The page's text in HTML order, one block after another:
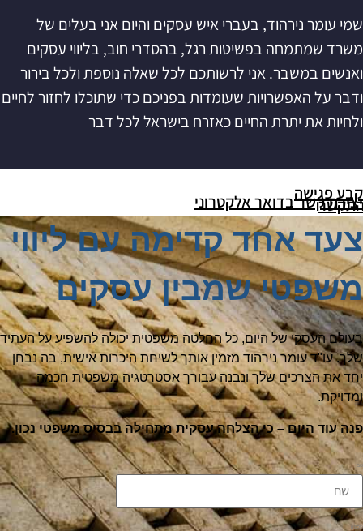
שמי עומר נירהוד, בעברי איש עסקים והיום אני בעלים של
משרד שמתמחה בפשיטות רגל, בהסדרי חוב, בליווי עסקים
ואנשים במשבר. אני לרשותכם לכל שאלה נוספת ולכל בירור
ודבר על האפשרויות שעומדות בפניכם כדי שתוכלו לחזור לחיים
ולחיות את יתרת החיים כאזרח בישראל לכל דבר
קבע פגישה
יצירת קשר בדואר אלקטרוני
צעד אחד קדימה עם ליווי
משפטי שמבין עסקים
בעולם העסקי של היום, כל החלטה משפטית יכולה להשפיע על העתיד
שלך. עו"ד עומר נירהוד מזמין אותך לשיחת היכרות אישית, בה נבחן
יחד את הצרכים שלך ונבנה עבורך אסטרטגיה משפטית חכמה
ומדויקת.
פנה עוד היום – כי הצלחה עסקית מתחילה בבסיס משפטי נכון.
שם
טלפון